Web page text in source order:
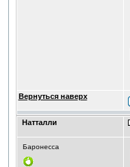
Вернуться наверх
Натталли
Баронесса